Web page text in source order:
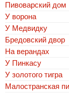
Пивоварский дом
У ворона
У Медвидку
Бредовский двор
На верандах
У Пинкасу
У золотого тигра
Малостранская